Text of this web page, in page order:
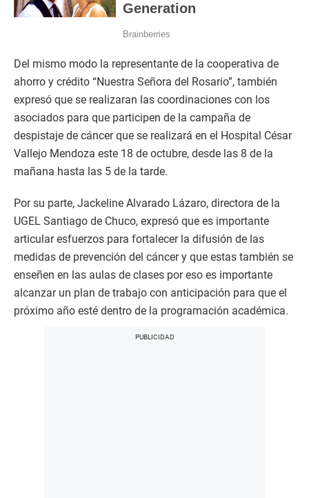
Del mismo modo la representante de la cooperativa de
ahorro y crédito “Nuestra Señora del Rosario”, también
expresó que se realizaran las coordinaciones con los
asociados para que participen de la campaña de
despistaje de cáncer que se realizará en el Hospital César
Vallejo Mendoza este 18 de octubre, desde las 8 de la
mañana hasta las 5 de la tarde.
Por su parte, Jackeline Alvarado Lázaro, directora de la
UGEL Santiago de Chuco, expresó que es importante
articular esfuerzos para fortalecer la difusión de las
medidas de prevención del cáncer y que estas también se
enseñen en las aulas de clases por eso es importante
alcanzar un plan de trabajo con anticipación para que el
próximo año esté dentro de la programación académica.